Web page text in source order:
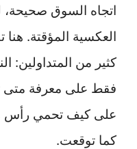
اتجاه السوق صحيحة،
العكسية المؤقتة. هنا
كثير من المتداولين:
فقط على معرفة متى
على كيف تحمي رأس
كما توقعت.